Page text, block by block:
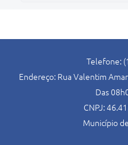
Telefone:
Endereço: Rua Valentim
Das
CNPJ:
Município